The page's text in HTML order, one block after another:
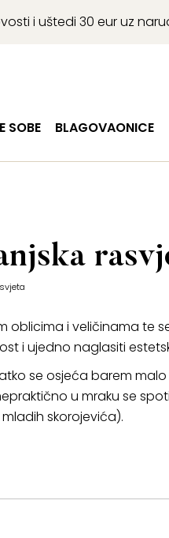
i uštedi 30 eur uz
SOBE BLAGOVAONICE
oblicima i veličinama te
i ujedno naglasiti
se osjeća barem
u mraku se
skorojevića).